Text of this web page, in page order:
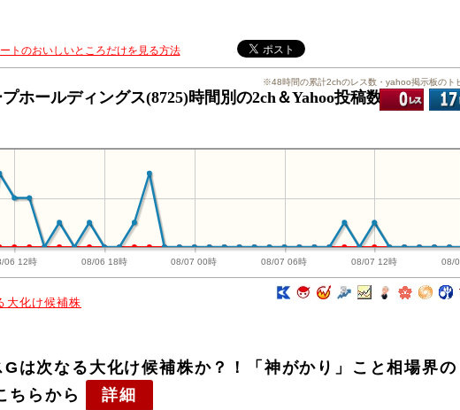
トのおいしいところだけを見る方法
ホールディングス(8725)時間別の2ch＆Yahoo投稿数推移
（48時
※48時間の累計2chのレス数・yahoo掲示板のト
06 12時 08/06 18時 08/07 00時 08/07 06時 08/07 12時 08/
大化け候補株
は次なる大化け候補株か？！「神がかり」こと相場界の
ちらから
詳細